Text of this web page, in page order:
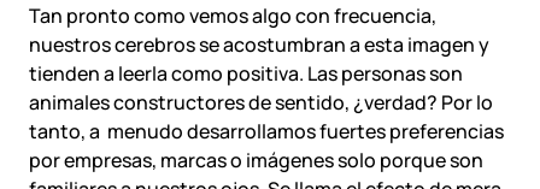
Tan pronto como vemos algo con frecuencia,
nuestros cerebros se acostumbran a esta imagen y
tienden a leerla como positiva. Las personas son
animales constructores de sentido, ¿verdad? Por lo
tanto, a menudo desarrollamos fuertes preferencias
por empresas, marcas o imágenes solo porque son